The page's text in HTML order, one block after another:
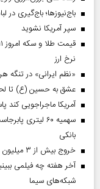
باج‌نیوزها؛ باج‌گیری در
سپر آمریکا نشوید
نرخ ارز
«نظم ایرانی» در تنگه
عشق به حسین (ع) تا
آمریکا ماجراجویی
سهمیه ۶۰
بانکی
خروج بیش از ۳ میلیون زائر از تمام مرز‌های کشور
آخر هفته چه فیلمی
شبکه‌های سیما